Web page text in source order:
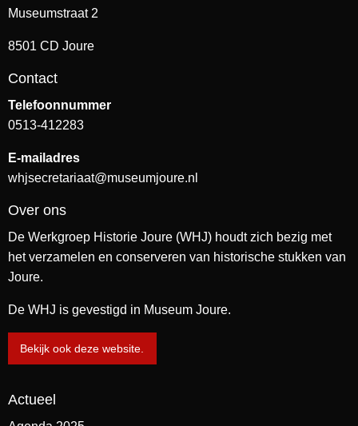
Museumstraat 2
8501 CD Joure
Contact
Telefoonnummer
0513-412283
E-mailadres
whjsecretariaat@museumjoure.nl
Over ons
De Werkgroep Historie Joure (WHJ) houdt zich bezig met
het verzamelen en conserveren van historische stukken van
Joure.
De WHJ is gevestigd in Museum Joure.
Bekijk ook deze website.
Actueel